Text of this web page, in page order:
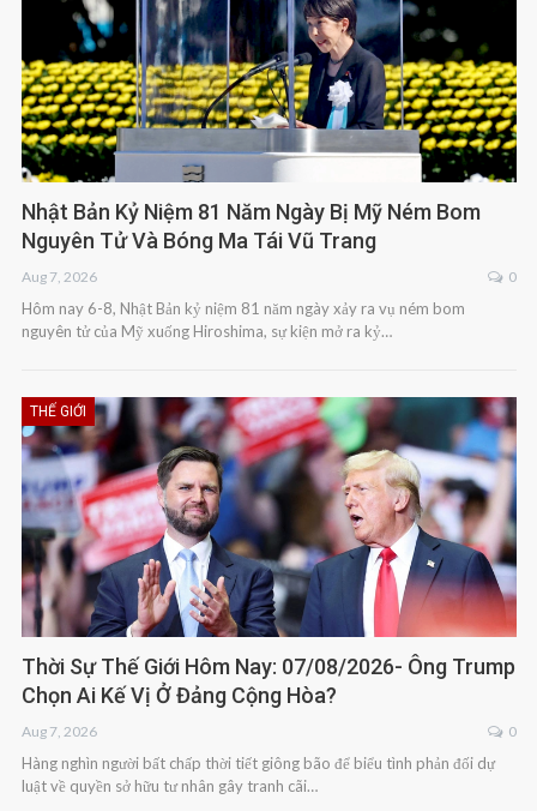
Nhật Bản Kỷ Niệm 81 Năm Ngày Bị Mỹ Ném Bom
Nguyên Tử Và Bóng Ma Tái Vũ Trang
Aug 7, 2026 0
Hôm nay 6-8, Nhật Bản kỷ niệm 81 năm ngày xảy ra vụ ném bom
nguyên tử của Mỹ xuống Hiroshima, sự kiện mở ra kỷ…
THẾ GIỚI
Thời Sự Thế Giới Hôm Nay: 07/08/2026- Ông Trump
Chọn Ai Kế Vị Ở Đảng Cộng Hòa?
Aug 7, 2026 0
Hàng nghìn người bất chấp thời tiết giông bão để biểu tình phản đối dự
luật về quyền sở hữu tư nhân gây tranh cãi…